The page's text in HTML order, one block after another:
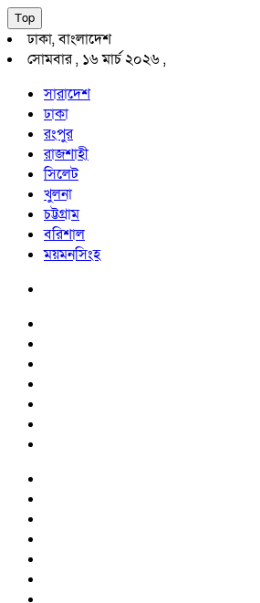
Top
ঢাকা, বাংলাদেশ
সোমবার , ১৬ মার্চ ২০২৬ ,
সারাদেশ
ঢাকা
রংপুর
রাজশাহী
সিলেট
খুলনা
চট্টগ্রাম
বরিশাল
ময়মনসিংহ